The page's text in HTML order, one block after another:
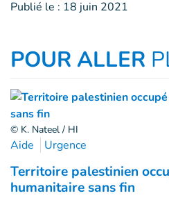
Publié le : 18 juin 2021
POUR ALLER
© K. Nateel / HI
Aide Urgence
Territoire palestinien
humanitaire sans fin